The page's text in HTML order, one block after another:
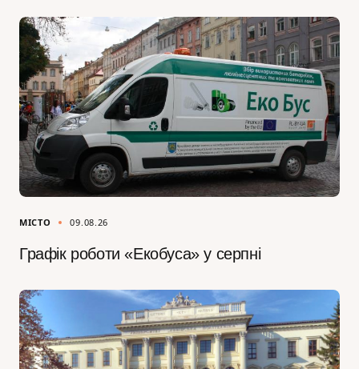
МІСТО 09.08.26
Графік роботи «Екобуса» у серпні